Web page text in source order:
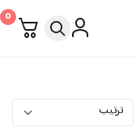
0